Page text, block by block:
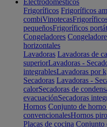
Electrodomésticos
Frigoríficos Frigoríficos
combiVinotecas
pequeñosFrigoríficos
Congeladores
horizontales
Lavadoras Lavadoras de
superiorLavadoras -
integrablesLavadoras por
Secadoras Lavadoras -
calorSecadoras de
evacuaciónSecadoras
Hornos Conjunto de
convencionalesHornos
Placas de cocina Conjunto